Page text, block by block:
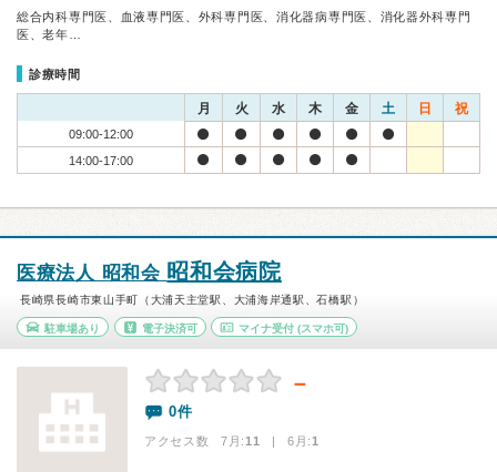
総合内科専門医、血液専門医、外科専門医、消化器病専門医、消化器外科専門
医、老年…
診療時間
月 火 水 木 金 土 日 祝
09:00-12:00
14:00-17:00
医療法人 昭和会 昭和会病院
長崎県長崎市東山手町（大浦天主堂駅、大浦海岸通駅、石橋駅）
駐車場あり 電子決済可 マイナ受付 (スマホ可)
－
0件
アクセス数 7月:11 | 6月:1